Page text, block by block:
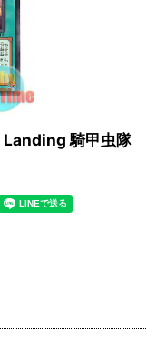
騎甲虫隊